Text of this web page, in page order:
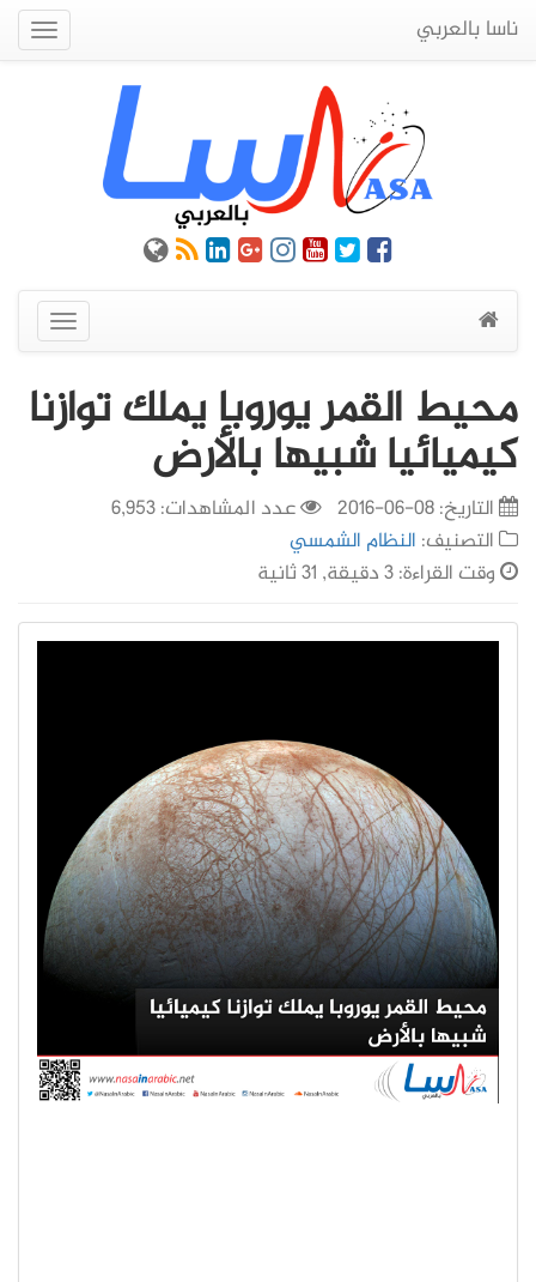
ناسا بالعربي
عرض
القائمة
محيط القمر يوروبا يملك توازنا
كيميائيا شبيها بالأرض
التاريخ:08-06-2016
عدد المشاهدات: 6,953
التصنيف: النظام الشمسي
وقت القراءة: 3 دقيقة, 31 ثانية